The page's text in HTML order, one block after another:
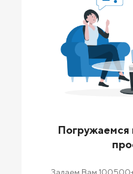
Погружаемся